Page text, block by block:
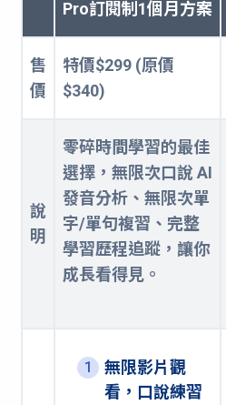
Pro訂閱制1個月方案
售
價
特價$299 (原價
$340)
說
明
零碎時間學習的最佳
選擇，無限次口說 AI
發音分析、無限次單
字/單句複習、完整
學習歷程追蹤，讓你
成長看得見。
1
無限影片觀
看，口說練習